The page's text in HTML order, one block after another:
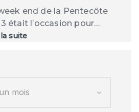
end de la Pentecôte
était l’occasion pour…
suite: